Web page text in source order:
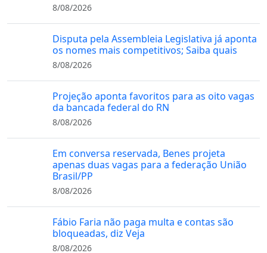
8/08/2026
Disputa pela Assembleia Legislativa já aponta
os nomes mais competitivos; Saiba quais
8/08/2026
Projeção aponta favoritos para as oito vagas
da bancada federal do RN
8/08/2026
Em conversa reservada, Benes projeta
apenas duas vagas para a federação União
Brasil/PP
8/08/2026
Fábio Faria não paga multa e contas são
bloqueadas, diz Veja
8/08/2026